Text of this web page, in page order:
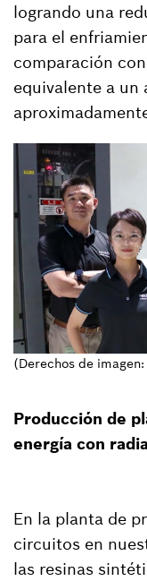
logrando una
para el
comparación
equivalente a un
(Derechos de
Producción de
energía con
En la planta de
circuitos en
las resinas